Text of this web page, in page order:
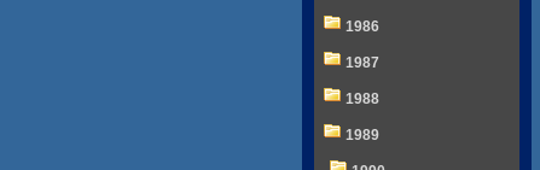
1986
1987
1988
1989